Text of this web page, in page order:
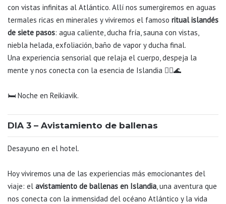
con vistas infinitas al Atlántico. Allí nos sumergiremos en aguas
termales ricas en minerales y viviremos el famoso ritual islandés
de siete pasos: agua caliente, ducha fría, sauna con vistas,
niebla helada, exfoliación, baño de vapor y ducha final.
Una experiencia sensorial que relaja el cuerpo, despeja la
mente y nos conecta con la esencia de Islandia 🧖‍♀️🌊
🛏️ Noche en Reikiavik.
DIA 3 – Avistamiento de ballenas
Desayuno en el hotel.
Hoy viviremos una de las experiencias más emocionantes del
viaje: el avistamiento de ballenas en Islandia, una aventura que
nos conecta con la inmensidad del océano Atlántico y la vida